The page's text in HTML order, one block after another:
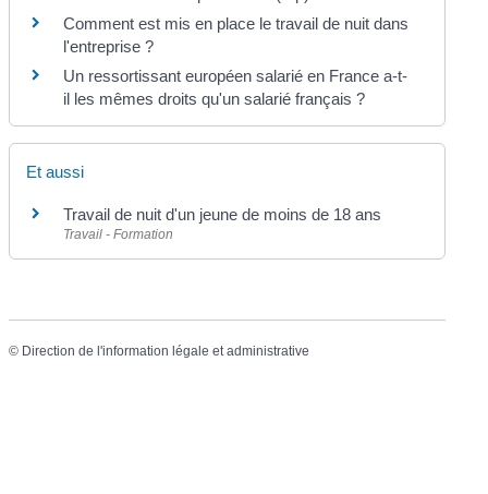
Comment est mis en place le travail de nuit dans
l'entreprise ?
Un ressortissant européen salarié en France a-t-
il les mêmes droits qu'un salarié français ?
Et aussi
Travail de nuit d'un jeune de moins de 18 ans
Travail - Formation
© Direction de l'information légale et administrative